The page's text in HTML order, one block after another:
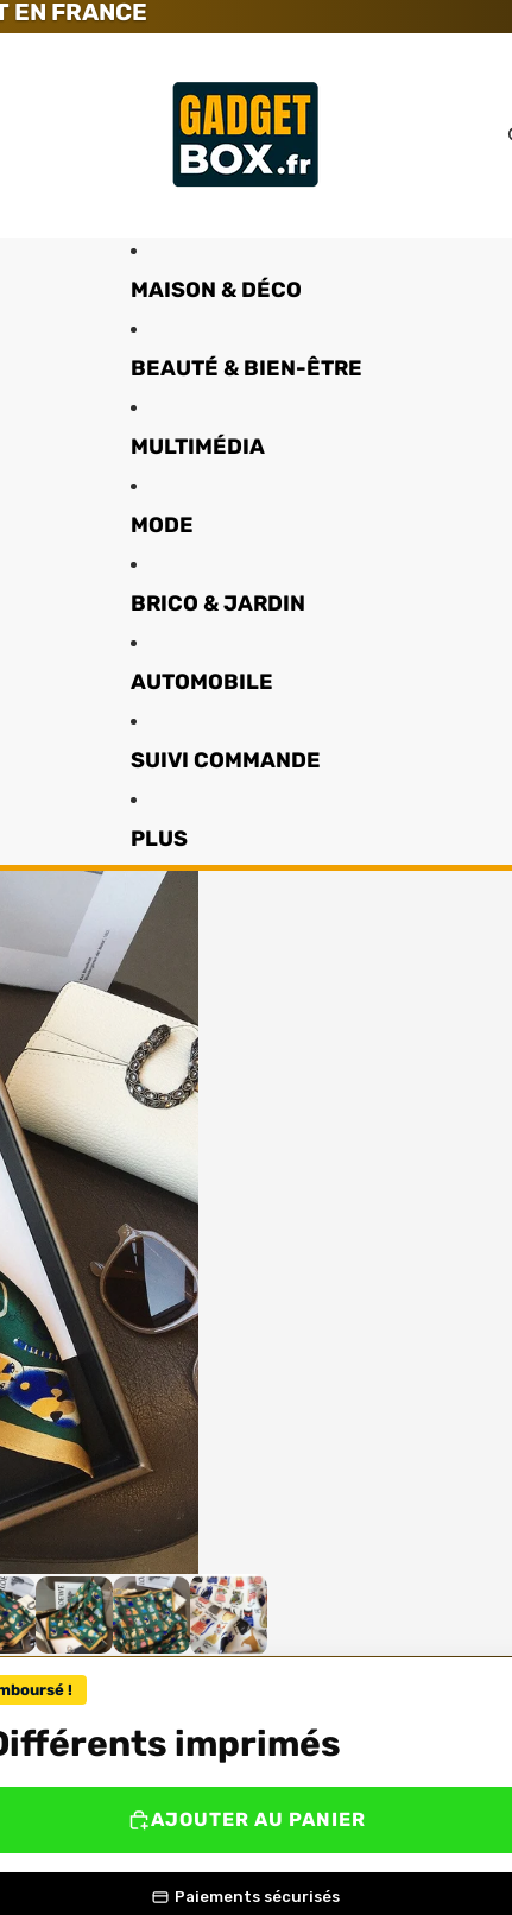
EN FRANCE
MAISON & DÉCO
BEAUTÉ & BIEN-ÊTRE
MULTIMÉDIA
MODE
BRICO & JARDIN
AUTOMOBILE
SUIVI COMMANDE
PLUS
!
imprimés
AJOUTER AU PANIER
Paiements sécurisés